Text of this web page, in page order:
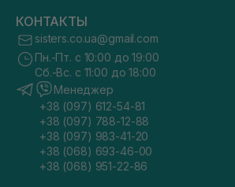
КОНТАКТЫ
sisters.co.ua@gmail.com
Пн.-Пт. с 10:00 до 19:00
Сб.-Вс. с 11:00 до 18:00
Менеджер
+38 (097) 612-54-81
+38 (097) 788-12-88
+38 (097) 983-41-20
+38 (068) 693-46-00
+38 (068) 951-22-86